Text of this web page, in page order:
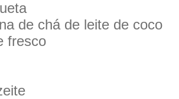
de chá de leite de coco
fresco